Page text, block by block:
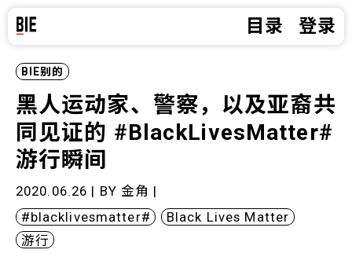
目录 登录
BIE别的
黑人运动家、警察，以及亚裔共
同见证的 #BlackLivesMatter#
游行瞬间
2020.06.26 | BY 金角 |
#blacklivesmatter#
Black Lives Matter
游行